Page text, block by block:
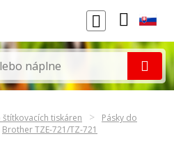
štítkovacích tiskáren
Pásky do
Brother TZE-721/TZ-721